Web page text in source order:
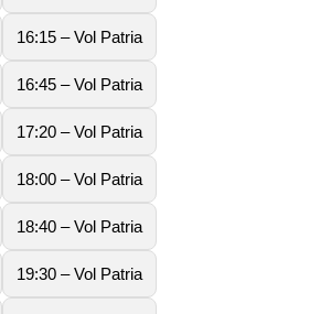
16:15 – Vol Patria
16:45 – Vol Patria
17:20 – Vol Patria
18:00 – Vol Patria
18:40 – Vol Patria
19:30 – Vol Patria